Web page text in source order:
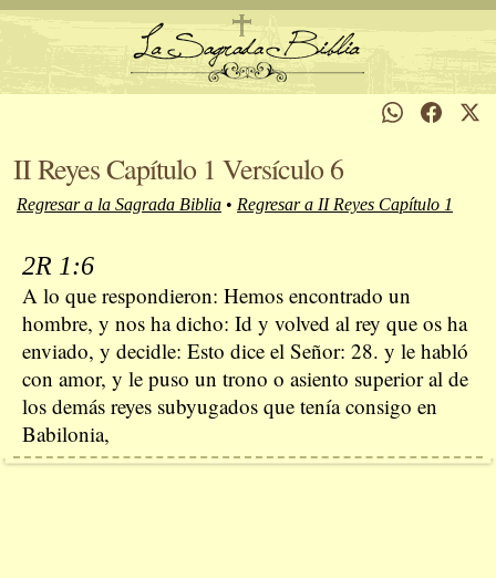
II Reyes Capítulo 1 Versículo 6
Regresar a la Sagrada Biblia • Regresar a II Reyes Capítulo 1
2R 1:6
A lo que respondieron: Hemos encontrado un
hombre, y nos ha dicho: Id y volved al rey que os ha
enviado, y decidle: Esto dice el Señor: 28. y le habló
con amor, y le puso un trono o asiento superior al de
los demás reyes subyugados que tenía consigo en
Babilonia,